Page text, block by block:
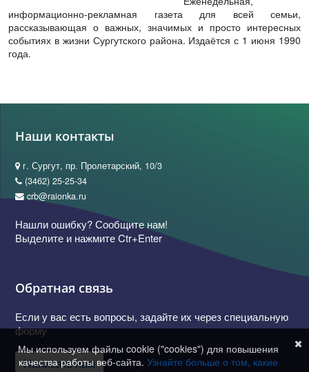
информационно-рекламная газета для всей семьи,
рассказывающая о важных, значимых и просто интересных
событиях в жизни Сургутского района. Издаётся с 1 июня 1990
года.
Наши контакты
г. Сургут, пр. Пролетарский, 10/3
(3462) 25-25-34
crb@raionka.ru
Нашли ошибку? Сообщите нам!
Выделите и нажмите Ctr+Enter
Обратная связь
Если у вас есть вопросы, задайте их через специальную
форму
Написать нам
Мы используем файлы cookie ("cookies") для повышения
качества работы веб-сайта. Узнайте больше о том, какие